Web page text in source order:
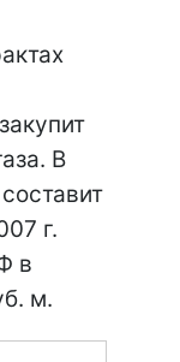
В
г.
в
м.